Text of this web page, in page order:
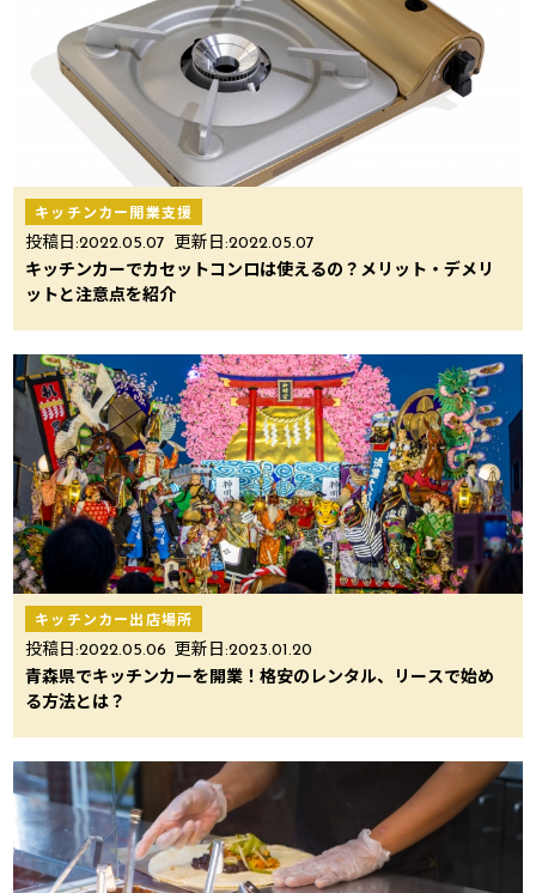
キッチンカー開業支援
投稿日:2022.05.07 更新日:2022.05.07
キッチンカーでカセットコンロは使えるの？メリット・デメリ
ットと注意点を紹介
キッチンカー出店場所
投稿日:2022.05.06 更新日:2023.01.20
青森県でキッチンカーを開業！格安のレンタル、リースで始め
る方法とは？